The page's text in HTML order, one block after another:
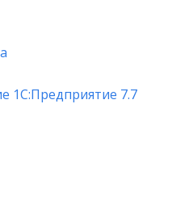
1С:Предприятие 7.7